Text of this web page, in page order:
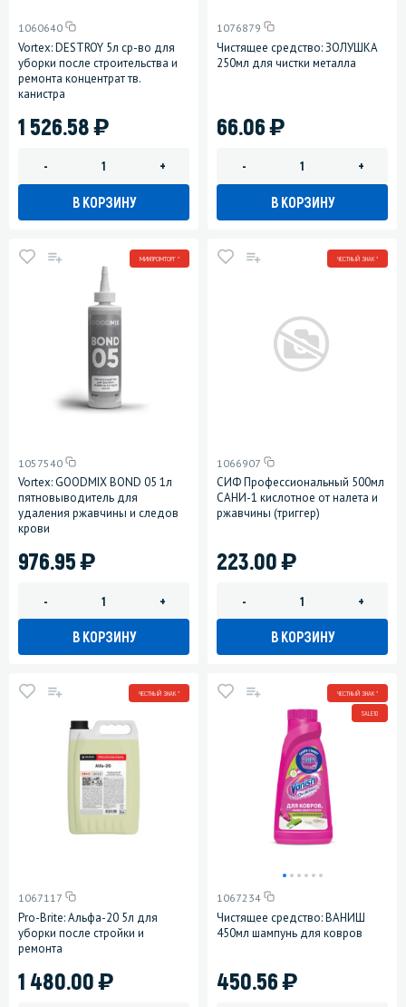
1060640
Vortex: DESTROY 5л ср-во для
уборки после строительства и
ремонта концентрат тв.
канистра
1 526.58)
- +
В КОРЗИНУ
1076879
Чистящее средство: ЗОЛУШКА
250мл для чистки металла
66.06)
- +
В КОРЗИНУ
МИНПРОМТОРГ *
1057540
Vortex: GOODMIX BOND 05 1л
пятновыводитель для
удаления ржавчины и следов
крови
976.95)
- +
В КОРЗИНУ
ЧЕСТНЫЙ ЗНАК *
1066907
СИФ Профессиональный 500мл
САНИ-1 кислотное от налета и
ржавчины (триггер)
223.00)
- +
В КОРЗИНУ
ЧЕСТНЫЙ ЗНАК *
1067117
Pro-Brite: Альфа-20 5л для
уборки после стройки и
ремонта
1 480.00)
ЧЕСТНЫЙ ЗНАК *
SALE10
1067234
Чистящее средство: ВАНИШ
450мл шампунь для ковров
450.56)